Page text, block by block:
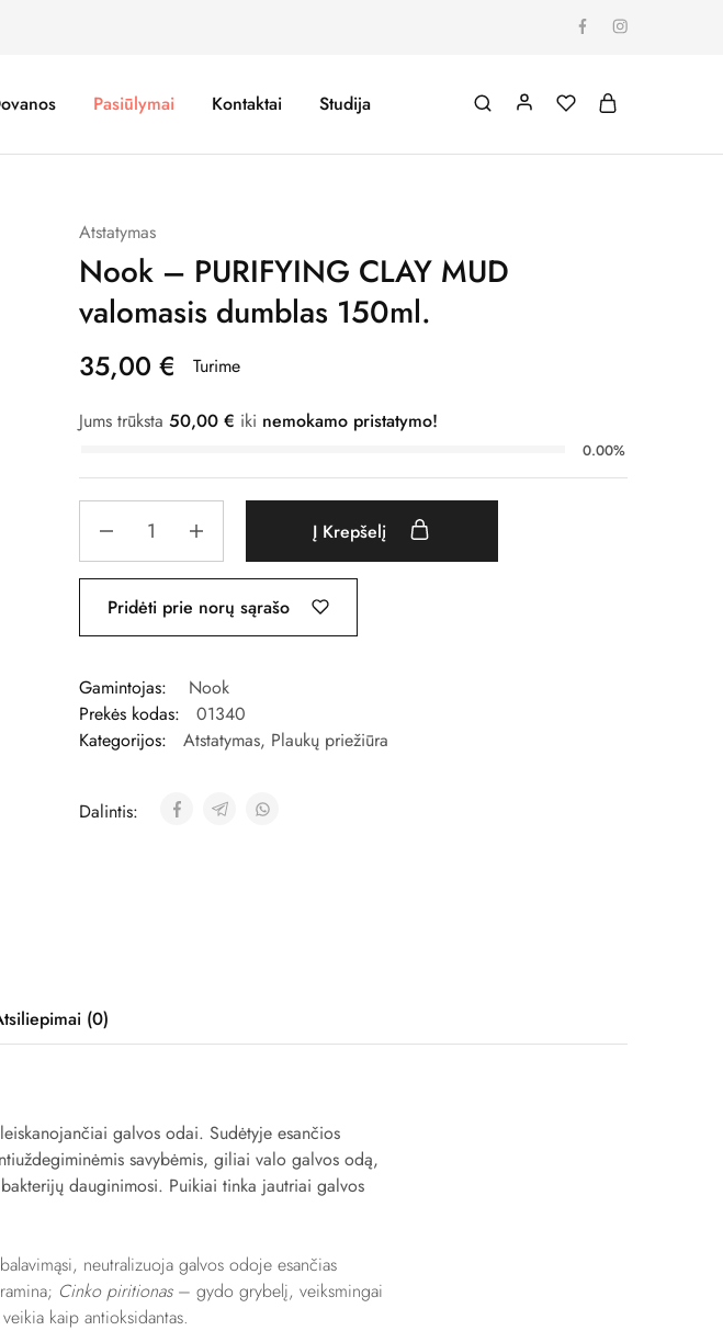
Pasiūlymai Kontaktai Studija
Atstatymas
Nook – PURIFYING CLAY MUD
valomasis dumblas 150ml.
35,00 € Turime
Jums trūksta 50,00 € iki nemokamo pristatymo!
0.00%
Į Krepšelį
Pridėti prie norų sąrašo
Gamintojas:
Nook
Prekės kodas:
01340
Kategorijos:
Atstatymas, Plaukų priežiūra
Dalintis:
(0)
galvos odai. Sudėtyje esančios
savybėmis, giliai valo galvos odą,
dauginimosi. Puikiai tinka jautriai galvos
neutralizuoja galvos odoje esančias
Cinko piritionas– gydo grybelį, veiksmingai
kaip antioksidantas.